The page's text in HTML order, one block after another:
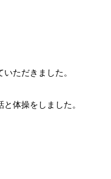
ただきました。
体操をしました。